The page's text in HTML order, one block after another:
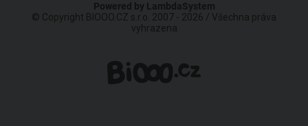
Powered by LambdaSystem
© Copyright BIOOO.CZ s.r.o. 2007 - 2026 / Všechna práva
vyhrazena